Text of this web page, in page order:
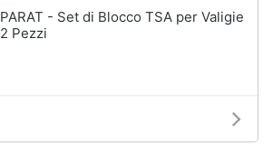
PARAT - Set di Blocco TSA per Valigie
2 Pezzi